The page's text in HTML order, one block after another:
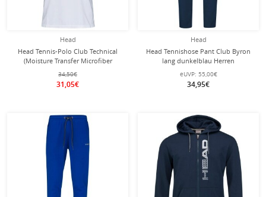
Head
Head Tennis-Polo Club Technical
(Moisture Transfer Microfiber
Technologie) weiss/weiss Herren
34,50€
31,05€
Head
Head Tennishose Pant Club Byron
lang dunkelblau Herren
eUVP: 55,00€
34,95€